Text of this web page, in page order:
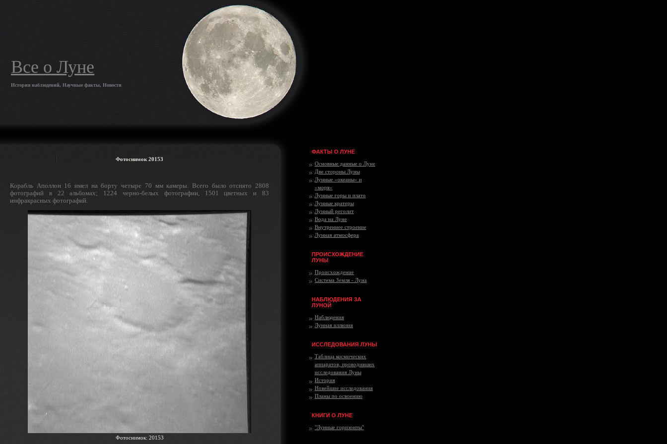
Все о Луне
История наблюдений, Научные факты, Новости
Фотоснимок 20153
Корабль Аполлон 16 имел на борту четыре 70 мм камеры. Всего было отснято 2808
фотографий в 22 альбомах; 1224 черно-белых фотографии, 1501 цветных и 83
инфракрасных фотографий.
Фотоснимок: 20153
ФАКТЫ О ЛУНЕ
Основные данные о Луне
Две стороны Луны
Лунные «океаны» и
«моря»
Лунные горы и плато
Лунные кратеры
Лунный реголит
Вода на Луне
Внутреннее строение
Лунная атмосфера
ПРОИСХОЖДЕНИЕ
ЛУНЫ
Происхождение
Система Земля - Луна
НАБЛЮДЕНИЯ ЗА
ЛУНОЙ
Наблюдения
Лунная иллюзия
ИССЛЕДОВАНИЯ ЛУНЫ
Таблица космических
аппаратов, проводивших
исследования Луны
История
Новейшие исследования
Планы по освоению
КНИГИ О ЛУНЕ
"Лунные горизонты"